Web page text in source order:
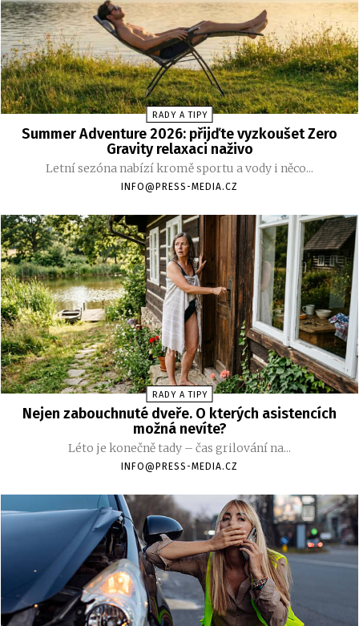
RADY A TIPY
Summer Adventure 2026: přijďte vyzkoušet Zero
Gravity relaxaci naživo
Letní sezóna nabízí kromě sportu a vody i něco...
INFO@PRESS-MEDIA.CZ
RADY A TIPY
Nejen zabouchnuté dveře. O kterých asistencích
možná nevíte?
Léto je konečně tady – čas grilování na...
INFO@PRESS-MEDIA.CZ